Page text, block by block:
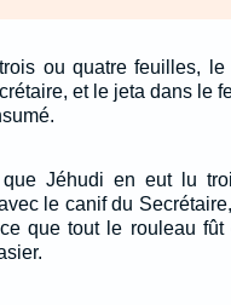
ou quatre feuilles,
et le jeta dans le
Jéhudi en eut lu
le canif du
que tout le rouleau fût